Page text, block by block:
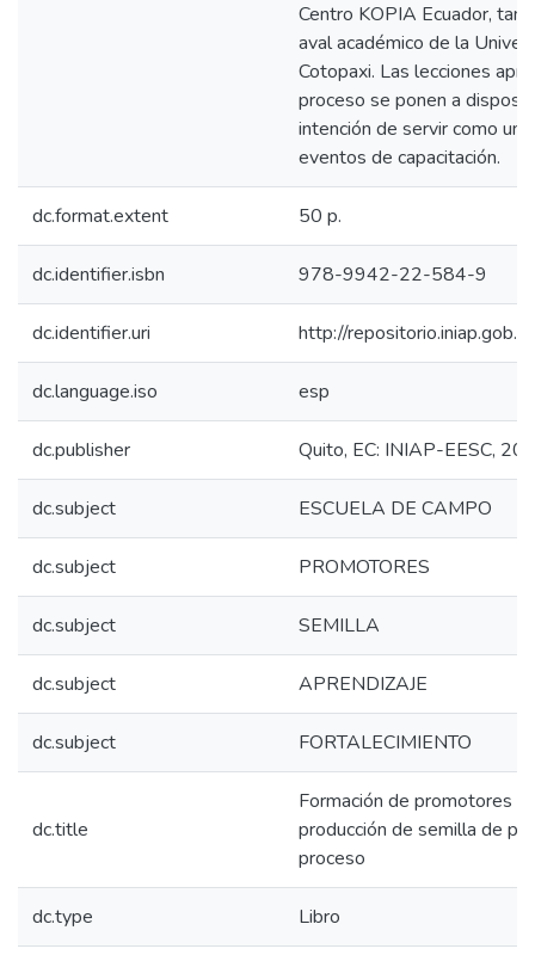
Centro KOPIA Ecuador,
aval académico de la
Cotopaxi. Las lecciones
proceso se ponen a
intención de servir como
eventos de capacitación.
dc.format.extent 50 p.
dc.identifier.isbn 978-9942-22-584-9
dc.identifier.uri http://
dc.language.iso esp
dc.publisher Quito, EC: INIAP-EESC,
dc.subject ESCUELA DE CAMPO
dc.subject PROMOTORES
dc.subject SEMILLA
dc.subject APRENDIZAJE
dc.subject FORTALECIMIENTO
dc.title
Formación de promotores
producción de semilla de
proceso
dc.type Libro